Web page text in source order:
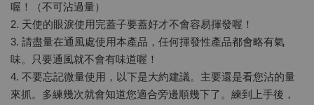
喔！（不可沾過量）
2. 天使的眼淚使用完蓋子要蓋好才不會容易揮發喔！
3. 請盡量在通風處使用本產品，任何揮發性產品都會略有氣
味。只要通風就不會有味道喔！
4. 不要忘記微量使用，以下是大約建議。主要還是看您沾的量
來抓。多練幾次就會知道您適合旁邊順幾下了。練到上手後，